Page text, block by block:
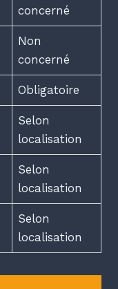
concerné
Non
concerné
Obligatoire
Selon
localisation
Selon
localisation
Selon
localisation